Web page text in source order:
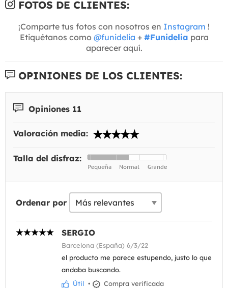
FOTOS DE CLIENTES:
¡Comparte tus fotos con nosotros en Instagram !
Etiquétanos como @funidelia + #Funidelia para
aparecer aquí.
OPINIONES DE LOS CLIENTES:
Opiniones 11
Valoración media:
Talla del disfraz:
Ordenar por
SERGIO
Barcelona (España) 6/3/22
el producto me parece estupendo, justo lo que
andaba buscando.
Útil • Compra verificada